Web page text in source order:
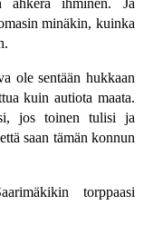
minäkin, kuinka
ole sentään hukkaan
kuin autiota maata.
jos toinen tulisi ja
saan tämän konnun
torppaasi